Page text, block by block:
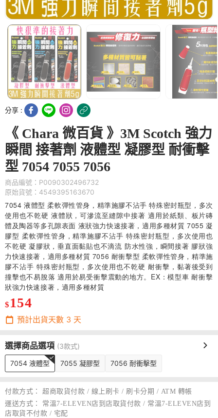
分享 :
《 Chara 微百貨 》3M Scotch 強力
瞬間 接著劑 液體型 凝膠型 耐衝擊
型 7054 7055 7056
商品編號：P0090302496732
原始貨號：4549395163670
7054 液體型 柔軟彈性管身，精準施膠不沾手 特殊密封瓶型，多次
使用也不乾硬 液體狀，可滲流至縫隙中接著 適用於紙類、板片磚
體及陶器等多孔隙表面 液狀強力快速接著，適用多種材質 7055 凝
膠型 柔軟彈性管身，精準施膠不沾手 特殊密封瓶型，多次使用也
不乾硬 凝膠狀，垂直面黏貼也不滴流 防水性強，瞬間接著 膠狀強
力快速接著，適用多種材質 7056 耐衝擊型 柔軟彈性管身，精準施
膠不沾手 特殊密封瓶型，多次使用也不乾硬 耐衝擊，黏著後受到
撞擊也不易脫落 適用於易受衝擊震動的地方。EX：模型車 耐衝擊
狀強力快速接著，適用多種材質
$ 154
預計出貨天數 3 天
選擇商品選項 (3款式)
7054 液體型 7055 凝膠型 7056 耐衝擊型
付款方式：
超商取貨付款 / 線上刷卡 / 刷卡分期 / ATM 轉帳
運送方式：
常溫7-ELEVEN店到店取貨付款 / 常溫7-ELEVEN店到
店取貨不付款 / 宅配